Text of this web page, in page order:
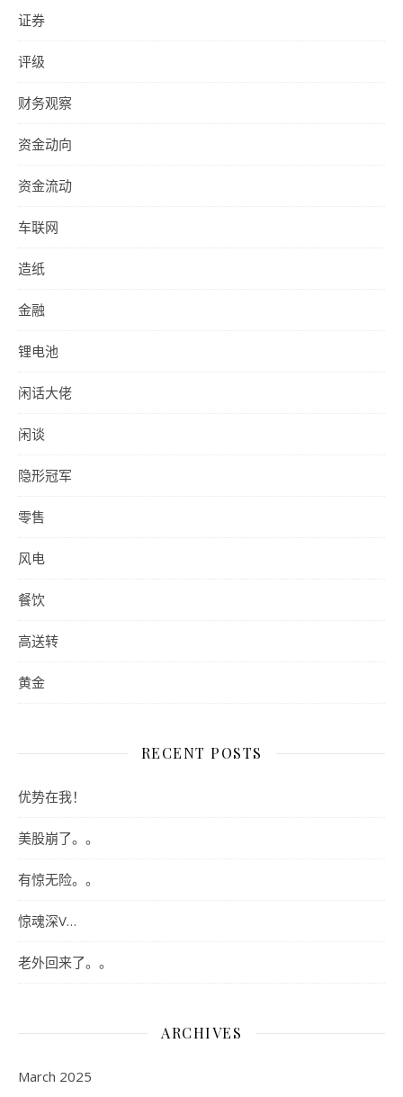
证券
评级
财务观察
资金动向
资金流动
车联网
造纸
金融
锂电池
闲话大佬
闲谈
隐形冠军
零售
风电
餐饮
高送转
黄金
RECENT POSTS
优势在我！
美股崩了。。
有惊无险。。
惊魂深V…
老外回来了。。
ARCHIVES
March 2025